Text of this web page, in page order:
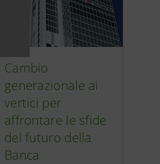
Cambio
generazionale ai
vertici per
affrontare le sfide
del futuro della
Banca